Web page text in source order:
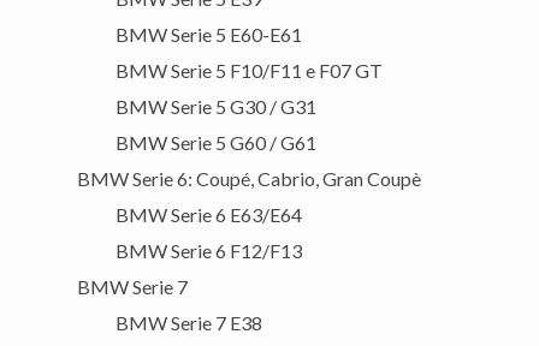
BMW Serie 5 E60-E61
BMW Serie 5 F10/F11 e F07 GT
BMW Serie 5 G30 / G31
BMW Serie 5 G60 / G61
BMW Serie 6: Coupé, Cabrio, Gran Coupè
BMW Serie 6 E63/E64
BMW Serie 6 F12/F13
BMW Serie 7
BMW Serie 7 E38